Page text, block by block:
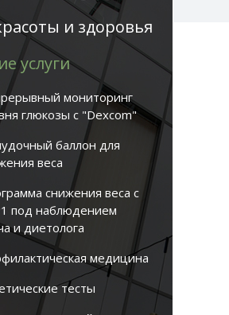
и здоровья
услуги
мониторинг
глюкозы с "Dexcom"
баллон для
веса
снижения веса с
под наблюдением
и диетолога
медицина
тесты